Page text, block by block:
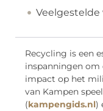
Veelgestelde
Recycling is een
inspanningen om
impact op het
van Kampen
(kampengids.nl)